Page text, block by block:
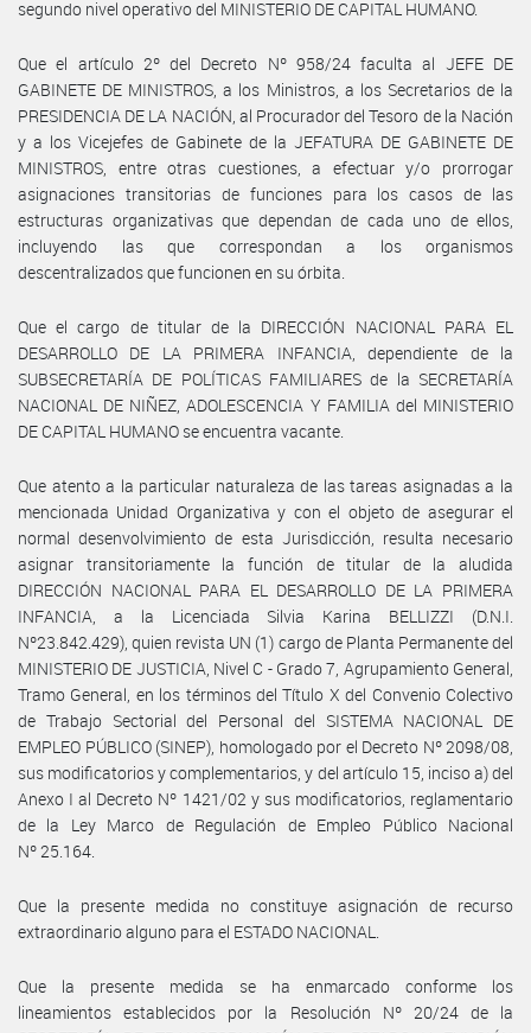
segundo nivel operativo del MINISTERIO DE CAPITAL HUMANO.
Que el artículo 2º del Decreto Nº 958/24 faculta al JEFE DE
GABINETE DE MINISTROS, a los Ministros, a los Secretarios de la
PRESIDENCIA DE LA NACIÓN, al Procurador del Tesoro de la Nación
y a los Vicejefes de Gabinete de la JEFATURA DE GABINETE DE
MINISTROS, entre otras cuestiones, a efectuar y/o prorrogar
asignaciones transitorias de funciones para los casos de las
estructuras organizativas que dependan de cada uno de ellos,
incluyendo las que correspondan a los organismos
descentralizados que funcionen en su órbita.
Que el cargo de titular de la DIRECCIÓN NACIONAL PARA EL
DESARROLLO DE LA PRIMERA INFANCIA, dependiente de la
SUBSECRETARÍA DE POLÍTICAS FAMILIARES de la SECRETARÍA
NACIONAL DE NIÑEZ, ADOLESCENCIA Y FAMILIA del MINISTERIO
DE CAPITAL HUMANO se encuentra vacante.
Que atento a la particular naturaleza de las tareas asignadas a la
mencionada Unidad Organizativa y con el objeto de asegurar el
normal desenvolvimiento de esta Jurisdicción, resulta necesario
asignar transitoriamente la función de titular de la aludida
DIRECCIÓN NACIONAL PARA EL DESARROLLO DE LA PRIMERA
INFANCIA, a la Licenciada Silvia Karina BELLIZZI (D.N.I.
Nº23.842.429), quien revista UN (1) cargo de Planta Permanente del
MINISTERIO DE JUSTICIA, Nivel C - Grado 7, Agrupamiento General,
Tramo General, en los términos del Título X del Convenio Colectivo
de Trabajo Sectorial del Personal del SISTEMA NACIONAL DE
EMPLEO PÚBLICO (SINEP), homologado por el Decreto Nº 2098/08,
sus modificatorios y complementarios, y del artículo 15, inciso a) del
Anexo I al Decreto Nº 1421/02 y sus modificatorios, reglamentario
de la Ley Marco de Regulación de Empleo Público Nacional
Nº 25.164.
Que la presente medida no constituye asignación de recurso
extraordinario alguno para el ESTADO NACIONAL.
Que la presente medida se ha enmarcado conforme los
lineamientos establecidos por la Resolución Nº 20/24 de la